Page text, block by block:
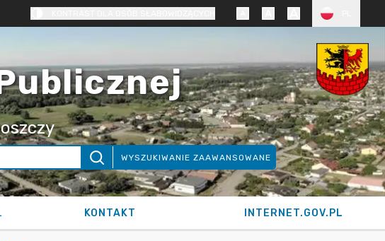
WYSZUKIWANIE ZAAWANSOWANE
KONTAKT INTERNET.GOV.PL